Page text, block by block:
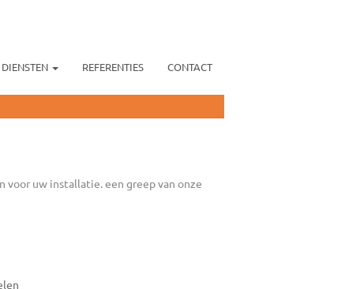
DIENSTEN REFERENTIES CONTACT
voor uw installatie. een greep van onze